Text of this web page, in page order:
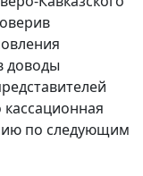
доводы
кассационная
по следующим